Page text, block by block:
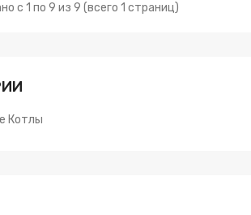
Котлы
с 1 по 9 из 9 (всего 1 страниц)